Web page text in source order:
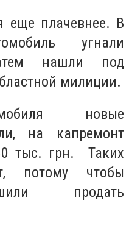
еще плачевнее. В
угнали
нашли под
милиции.
новые
на капремонт
тыс. грн. Таких
потому чтобы
продать